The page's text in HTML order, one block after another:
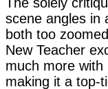
scene angles in
both too
New Teacher
much more with
making it a top-